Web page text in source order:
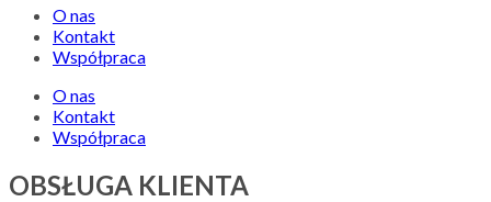
O nas
Kontakt
Współpraca
O nas
Kontakt
Współpraca
OBSŁUGA KLIENTA